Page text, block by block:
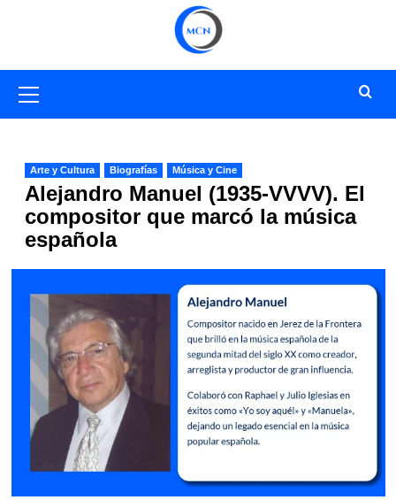
primario
Arte y Cultura Biografías Música y Cine
Alejandro Manuel (1935-VVVV). El
compositor que marcó la música
española